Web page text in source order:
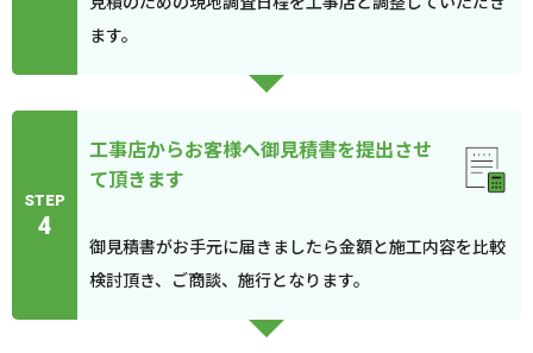
ます。
STEP
4
工事店からお客様へ御見積書を提出させ
て頂きます
御見積書がお手元に届きましたら金額と施工内容を比較
検討頂き、ご商談、施行となります。